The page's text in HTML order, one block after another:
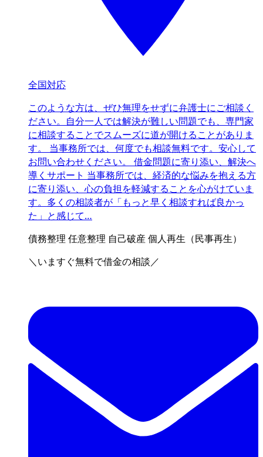
全国対応
このような方は、ぜひ無理をせずに弁護士にご相談く
ださい。自分一人では解決が難しい問題でも、専門家
に相談することでスムーズに道が開けることがありま
す。 当事務所では、何度でも相談無料です。安心して
お問い合わせください。 借金問題に寄り添い、解決へ
導くサポート 当事務所では、経済的な悩みを抱える方
に寄り添い、心の負担を軽減することを心がけていま
す。多くの相談者が「もっと早く相談すれば良かっ
た」と感じて…
債務整理任意整理 自己破産個人再生（民事再生）
＼いますぐ無料で借金の相談／